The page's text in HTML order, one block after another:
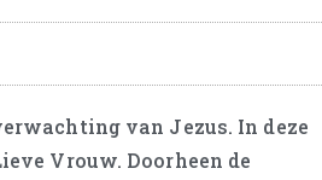
van Jezus. In deze
Vrouw. Doorheen de